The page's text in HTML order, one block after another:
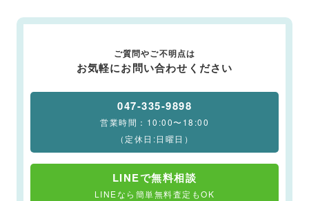
ご質問やご不明点は
お気軽にお問い合わせください
047-335-9898
営業時間：10:00〜18:00
（定休日:日曜日）
LINEで無料相談
LINEなら簡単無料査定もOK